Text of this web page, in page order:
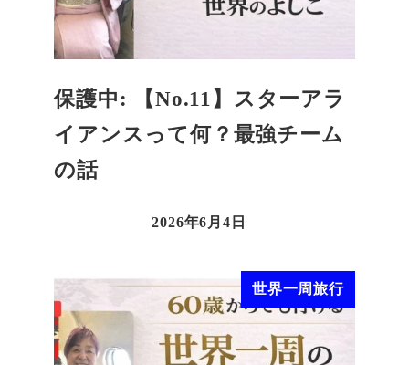
保護中: 【No.11】スターアラ
イアンスって何？最強チーム
の話
2026年6月4日
世界一周旅行